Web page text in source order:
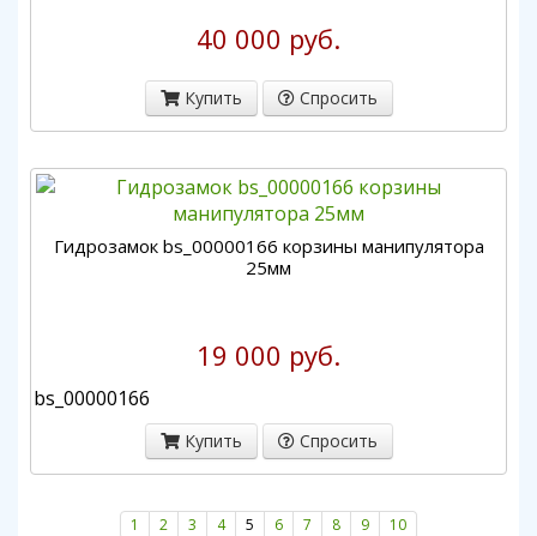
40 000 руб.
Купить Спросить
Гидрозамок bs_00000166 корзины манипулятора
25мм
19 000 руб.
bs_00000166
Купить Спросить
1 2 3 4 5 6 7 8 9 10